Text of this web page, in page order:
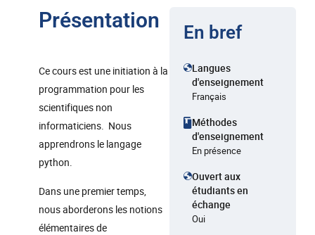
Présentation
Ce cours est une initiation à la
programmation pour les
scientifiques non
informaticiens. Nous
apprendrons le langage
python.
Dans une premier temps,
nous aborderons les notions
élémentaires de
En bref
Langues
d'enseignement
Français
Méthodes
d'enseignement
En présence
Ouvert aux
étudiants en
échange
Oui